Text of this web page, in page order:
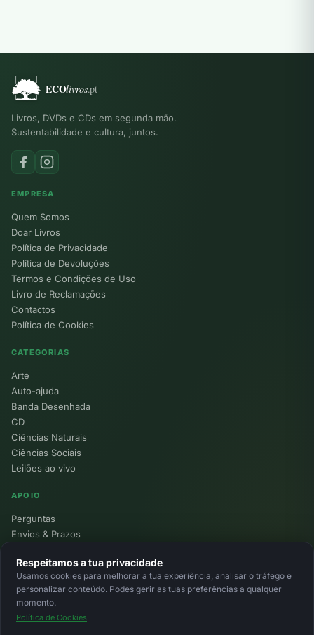
Livros, DVDs e CDs em segunda mão.
Sustentabilidade e cultura, juntos.
EMPRESA
Quem Somos
Doar Livros
Política de Privacidade
Política de Devoluções
Termos e Condições de Uso
Livro de Reclamações
Contactos
Política de Cookies
CATEGORIAS
Arte
Auto-ajuda
Banda Desenhada
CD
Ciências Naturais
Ciências Sociais
Leilões ao vivo
APOIO
Perguntas
Envios & Prazos
Devoluções
Minha Conta
© 2026 Ecolivros. Todos os direitos reservados.
Respeitamos a tua privacidade
Usamos cookies para melhorar a tua experiência, analisar o tráfego e
personalizar conteúdo. Podes gerir as tuas preferências a qualquer
momento.
Política de Cookies